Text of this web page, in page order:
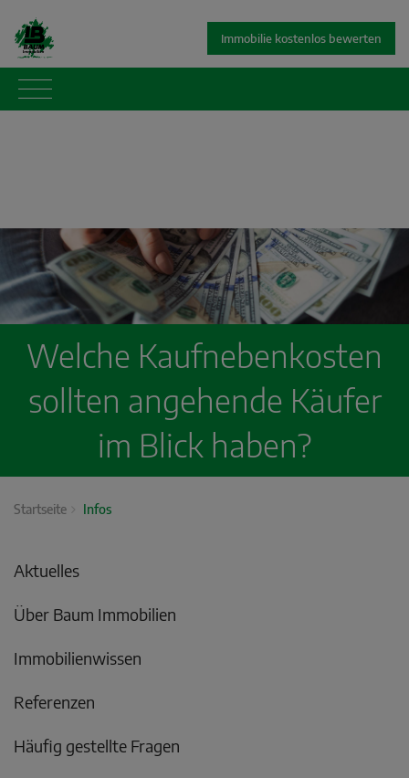
Immobilie kostenlos bewerten
Welche Kaufnebenkosten
sollten angehende Käufer
im Blick haben?
Startseite Infos
Aktuelles
Über Baum Immobilien
Immobilienwissen
Referenzen
Häufig gestellte Fragen